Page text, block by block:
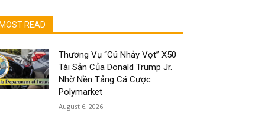
MOST READ
Thương Vụ “Cú Nhảy Vọt” X50
Tài Sản Của Donald Trump Jr.
Nhờ Nền Tảng Cá Cược
Polymarket
August 6, 2026